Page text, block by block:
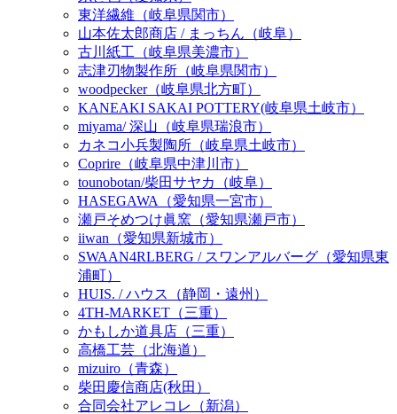
東洋繊維（岐阜県関市）
山本佐太郎商店 / まっちん（岐阜）
古川紙工（岐阜県美濃市）
志津刃物製作所（岐阜県関市）
woodpecker（岐阜県北方町）
KANEAKI SAKAI POTTERY(岐阜県土岐市）
miyama/ 深山（岐阜県瑞浪市）
カネコ小兵製陶所（岐阜県土岐市）
Coprire（岐阜県中津川市）
tounobotan/柴田サヤカ（岐阜）
HASEGAWA（愛知県一宮市）
瀬戸そめつけ眞窯（愛知県瀬戸市）
iiwan（愛知県新城市）
SWAAN4RLBERG / スワンアルバーグ（愛知県東
浦町）
HUIS. / ハウス（静岡・遠州）
4TH-MARKET（三重）
かもしか道具店（三重）
高橋工芸（北海道）
mizuiro（青森）
柴田慶信商店(秋田）
合同会社アレコレ（新潟）